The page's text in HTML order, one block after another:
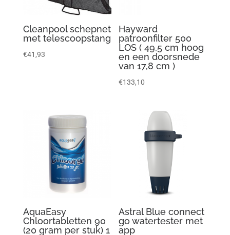
Cleanpool schepnet
met telescoopstang
€41,93
Hayward
patroonfilter 500
LOS ( 49,5 cm hoog
en een doorsnede
van 17,8 cm )
€133,10
AquaEasy
Chloortabletten 90
(20 gram per stuk) 1
Astral Blue connect
go watertester met
app